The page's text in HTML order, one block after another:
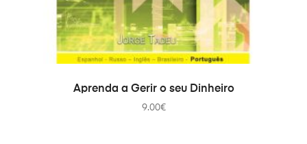
ADAUGĂ ÎN COȘ
Aprenda a Gerir o seu Dinheiro
9.00€